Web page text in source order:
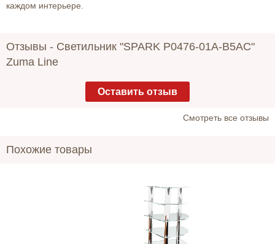
каждом интерьере.
Отзывы - Светильник "SPARK P0476-01A-B5AC"
Zuma Line
Оставить отзыв
Cмотреть все отзывы
Похожие товары